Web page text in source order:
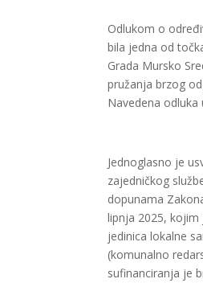
Odlukom o
bila jedna od
Grada Mursko
pružanja brzog
Navedena
Jednoglasno je
zajedničkog
dopunama
lipnja 2025,
jedinica lokalne
(komunalno
sufinanciranja je